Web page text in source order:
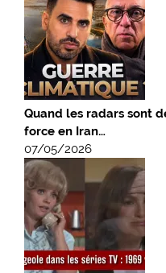
Quand les radars sont
force en Iran…
07/05/2026